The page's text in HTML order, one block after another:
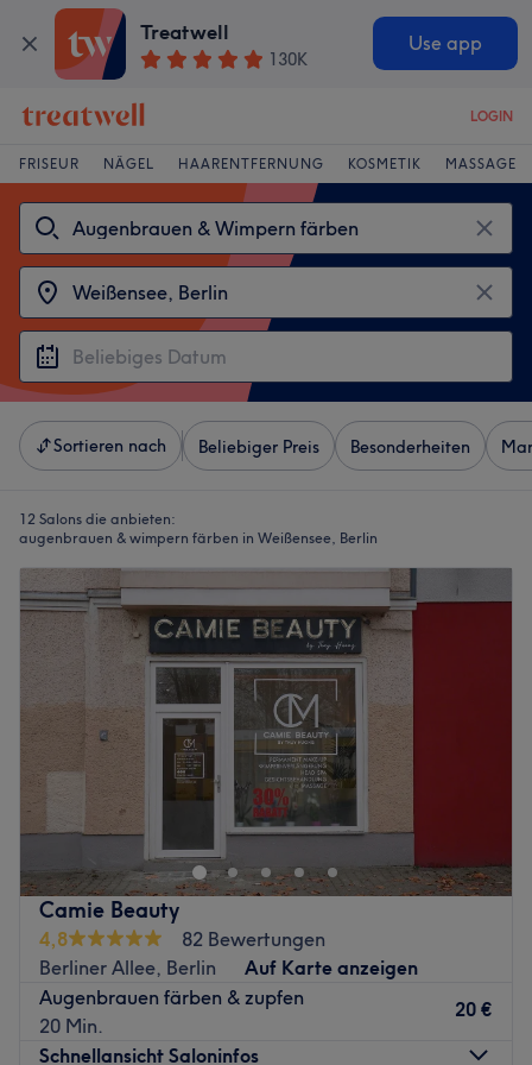
Treatwell
130K
Use app
LOGIN
FRISEUR NÄGEL HAARENTFERNUNG KOSMETIK MASSAGE
Sortieren nach Beliebiger Preis Besonderheiten
12 Salons die anbieten:
augenbrauen & wimpern färben in Weißensee, Berlin
Camie Beauty
4,8
82 Bewertungen
Berliner Allee, Berlin
Auf Karte anzeigen
Augenbrauen färben & zupfen
20 Min.
20 €
Schnellansicht Saloninfos